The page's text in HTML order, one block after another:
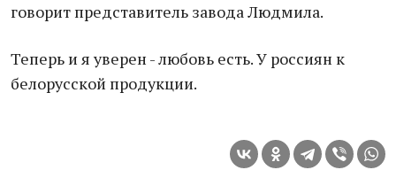
говорит представитель завода Людмила.
Теперь и я уверен - любовь есть. У россиян к
белорусской продукции.